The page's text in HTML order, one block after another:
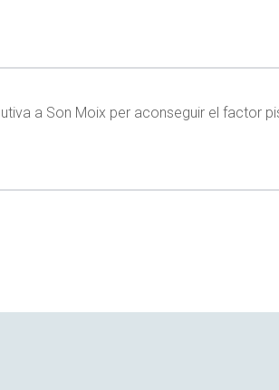
a Son Moix per aconseguir el factor